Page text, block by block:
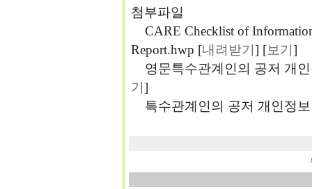
첨부파일
CARE Checklist of
Report.hwp [내려받기 ] [보기 ]
영문특수관계인의 공저 개
기 ]
특수관계인의 공저 개인정